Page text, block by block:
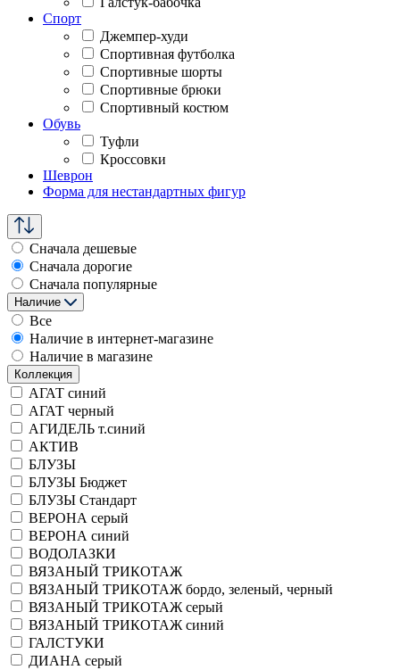
Спорт
Джемпер-худи
Спортивная футболка
Спортивные шорты
Спортивные брюки
Спортивный костюм
Обувь
Туфли
Кроссовки
Шеврон
Форма для нестандартных фигур
Сначала дешевые
Сначала дорогие
Сначала популярные
Наличие
Все
Наличие в интернет-магазине
Наличие в магазине
Коллекция
АГАТ синий
АГАТ черный
АГИДЕЛЬ т.синий
АКТИВ
БЛУЗЫ
БЛУЗЫ Бюджет
БЛУЗЫ Стандарт
ВЕРОНА серый
ВЕРОНА синий
ВОДОЛАЗКИ
ВЯЗАНЫЙ ТРИКОТАЖ
ВЯЗАНЫЙ ТРИКОТАЖ бордо, зеленый, черный
ВЯЗАНЫЙ ТРИКОТАЖ серый
ВЯЗАНЫЙ ТРИКОТАЖ синий
ГАЛСТУКИ
ДИАНА серый